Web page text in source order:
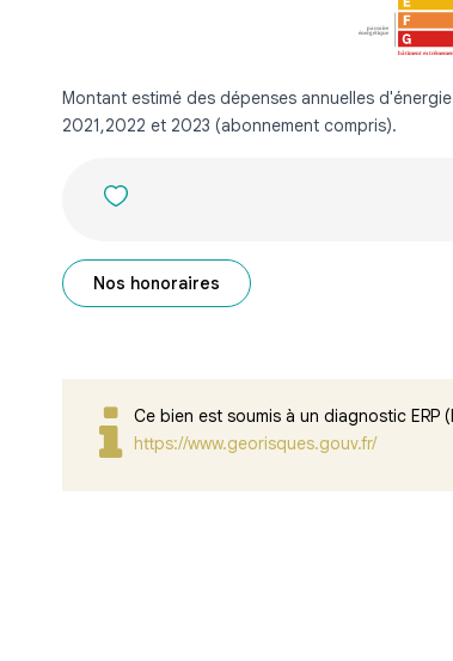
Montant estimé des dépenses annuelles
2021,2022 et 2023 (abonnement compris).
Nos honoraires
Ce bien est soumis à un diagnostic
https://www.georisques.gouv.fr/